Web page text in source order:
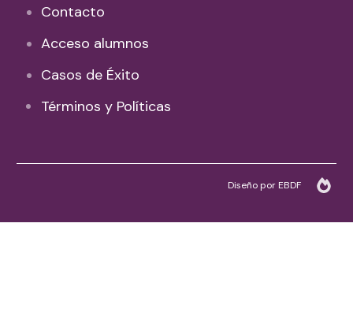
Contacto
Acceso alumnos
Casos de Éxito
Términos y Políticas
Diseño por EBDF